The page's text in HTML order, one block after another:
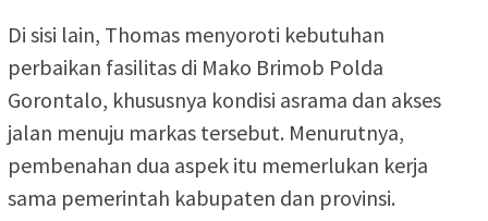
Di sisi lain, Thomas menyoroti kebutuhan
perbaikan fasilitas di Mako Brimob Polda
Gorontalo, khususnya kondisi asrama dan akses
jalan menuju markas tersebut. Menurutnya,
pembenahan dua aspek itu memerlukan kerja
sama pemerintah kabupaten dan provinsi.